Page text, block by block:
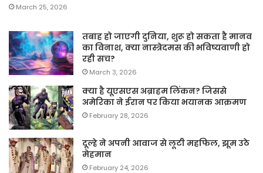
March 25, 2026
तबाह हो जाएगी दुनिया, शुरू हो सकता है मानव
का विनाश, क्या नास्त्रेदमस की भविष्यवाणी हो
रही सच?
March 3, 2026
क्या है यूएसएस अब्राहम लिंकन? जिससे
अमेरिका ने ईरान पर किया भयानक आक्रमण
February 28, 2026
दूल्हे ने अपनी आवाज से लूटी महफिल, झूम उठे
मेहमान
February 24, 2026